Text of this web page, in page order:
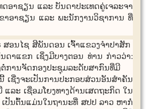
ດອາ​ຊຽນ ​ແລະ​ ​ບັນດາປະ​ເທດ​ຄູ່​ເຈລະຈາ
າ​ອາ​ຊຽນ ​ແລະ ພະນັກງານ​ວິຊາ​ການ ທີ່
ນ​ໄຊ ສີ​ພັນ​ດອນ ​ເຈົ້າ​ແຂ​ວງຈຳປາ​ສັກ
ດາ​ແຂກ ​ເຊິ່ງ​ມີ​ບາງ​ຕອນ ທ່ານ ກ່າວ​ວ່າ:
ຕໍ່​ການ​ຈັດ​ກອງ​ປະ​ຊຸ​ມລະດັບສາກົນ​ທີ່​ມີ
ຊີ່ງ​ຈະ​ເປັນ​ການ​ປະກອບສ່ວນ​ອັນ​ສຳຄັນ​
ລະ ​ເຊື່ອມ​ໂຍງ​ທາງ​ດ້ານ​ເສດຖະກິດ ​ໃນ​
ປັນ​ຕົ້ນ​ແມ່ນ​ໃນ​ຖານະ​ທີ່ ສປປ ລາວ ຫາ​ກໍ່​